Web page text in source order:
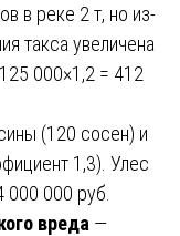
в реке 2 т, но из-
такса увеличена
000×1,2 = 412
(120 сосен) и
1,3). Улес
000 000 руб.
вреда —